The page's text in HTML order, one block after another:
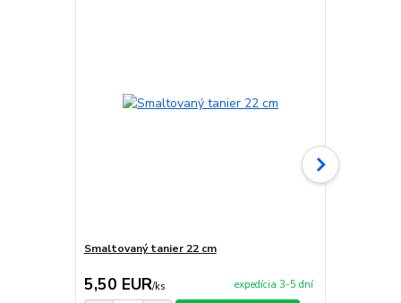
Smaltovaný tanier 22 cm
5,50 EUR/ks expedícia 3-5 dní